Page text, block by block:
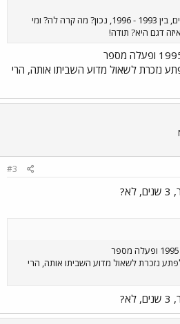
היא היתה בשירות רק 3 שנים, בין 1993 - 1996, נכון? מה קרה לה? ומי
לא היתה 5000. לפתע נזכרת לשאול מדוע השביתו אותה, הרי
#3
לא היתה 5000. לפתע נזכרת לשאול מדוע השביתו אותה, הרי